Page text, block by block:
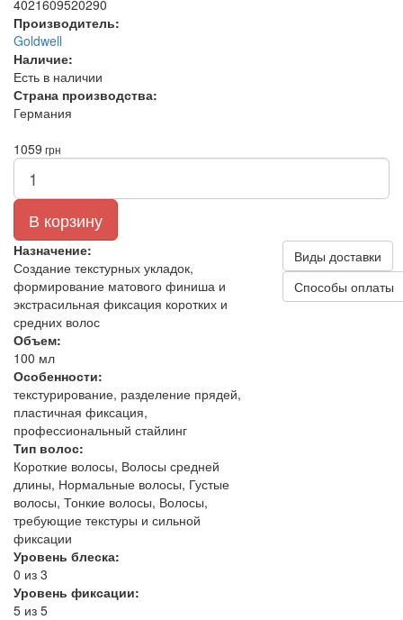
4021609520290
Производитель:
Goldwell
Наличие:
Есть в наличии
Страна производства:
Германия
1059 грн
В корзину
Назначение:
Создание текстурных укладок,
формирование матового финиша и
экстрасильная фиксация коротких и
средних волос
Объем:
100 мл
Особенности:
текстурирование, разделение прядей,
пластичная фиксация,
профессиональный стайлинг
Тип волос:
Короткие волосы, Волосы средней
длины, Нормальные волосы, Густые
волосы, Тонкие волосы, Волосы,
требующие текстуры и сильной
фиксации
Уровень блеска:
0 из 3
Уровень фиксации:
5 из 5
Виды доставки
Способы оплаты